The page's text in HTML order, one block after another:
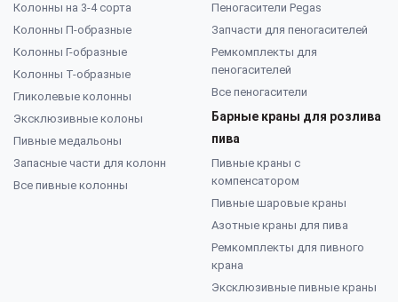
Колонны на 3-4 сорта
Колонны П-образные
Колонны Г-образные
Колонны Т-образные
Гликолевые колонны
Эксклюзивные колоны
Пивные медальоны
Запасные части для колонн
Все пивные колонны
Пеногасители Pegas
Запчасти для пеногасителей
Ремкомплекты для
пеногасителей
Все пеногасители
Барные краны для розлива
пива
Пивные краны с
компенсатором
Пивные шаровые краны
Азотные краны для пива
Ремкомплекты для пивного
крана
Эксклюзивные пивные краны